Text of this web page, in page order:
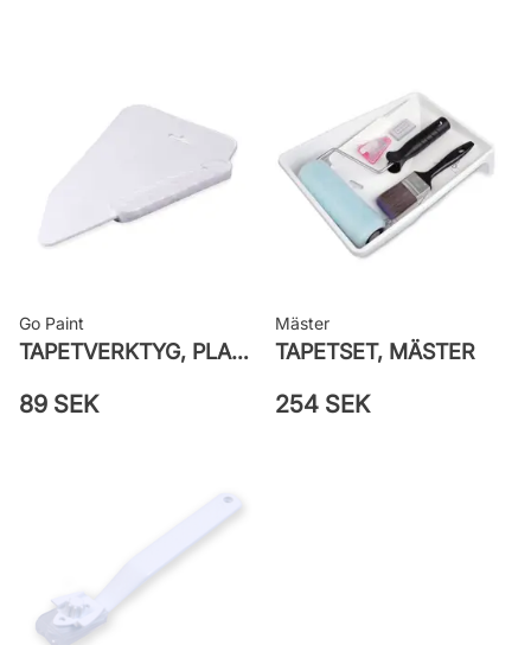
väggen
Leverantörens artikelnummer: 4162
Go Paint
TAPETVERKTYG, PLAST GO PAINT
89 SEK
Mäster
TAPETSET, MÄSTER
254 SEK